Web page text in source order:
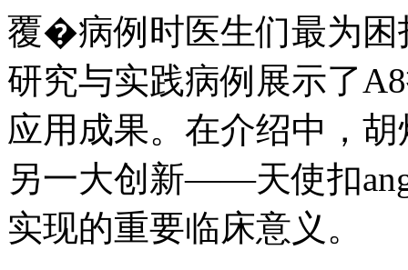
覆�病例时医生们最为困
研究与实践病例展示了
应用成果。在介绍中，
另一大创新——天使扣
实现的重要临床意义。